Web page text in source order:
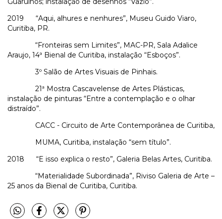
2019 “Aqui, alhures e nenhures”, Museu Guido Viaro,
Curitiba, PR.
“Fronteiras sem Limites”, MAC-PR, Sala Adalice
Araujo, 14ª Bienal de Curitiba, instalação “Esboços”.
3º Salão de Artes Visuais de Pinhais.
21ª Mostra Cascavelense de Artes Plásticas,
instalação de pinturas “Entre a contemplação e o olhar
distraído”.
CACC - Circuito de Arte Contemporânea de Curitiba,
MUMA, Curitiba, instalação “sem título”.
2018 “E isso explica o resto”, Galeria Belas Artes, Curitiba.
“Materialidade Subordinada”, Riviso Galeria de Arte –
25 anos da Bienal de Curitiba, Curitiba.